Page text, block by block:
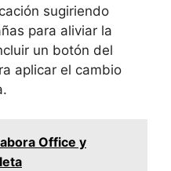
sugiriendo
para aliviar la
un botón del
aplicar el cambio
Office y